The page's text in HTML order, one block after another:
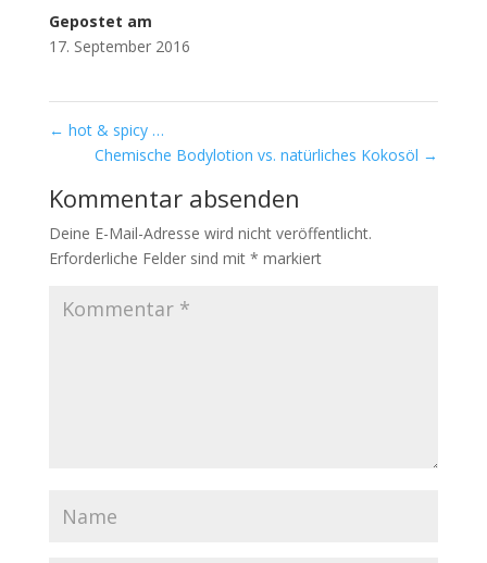
Gepostet am
17. September 2016
← hot & spicy …
Chemische Bodylotion vs. natürliches Kokosöl →
Kommentar absenden
Deine E-Mail-Adresse wird nicht veröffentlicht.
Erforderliche Felder sind mit * markiert